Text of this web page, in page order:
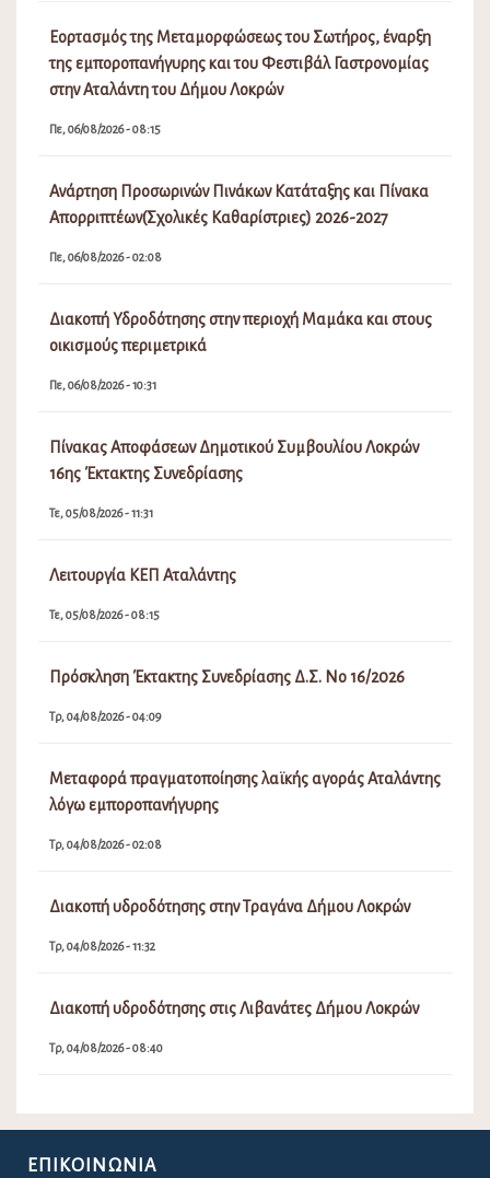
Εορτασμός της Μεταμορφώσεως του Σωτήρος, έναρξη
της εμποροπανήγυρης και του Φεστιβάλ Γαστρονομίας
στην Αταλάντη του Δήμου Λοκρών
Πε, 06/08/2026 - 08:15
Ανάρτηση Προσωρινών Πινάκων Κατάταξης και Πίνακα
Απορριπτέων(Σχολικές Καθαρίστριες) 2026-2027
Πε, 06/08/2026 - 02:08
Διακοπή Υδροδότησης στην περιοχή Μαμάκα και στους
οικισμούς περιμετρικά
Πε, 06/08/2026 - 10:31
Πίνακας Αποφάσεων Δημοτικού Συμβουλίου Λοκρών
16ης Έκτακτης Συνεδρίασης
Τε, 05/08/2026 - 11:31
Λειτουργία ΚΕΠ Αταλάντης
Τε, 05/08/2026 - 08:15
Πρόσκληση Έκτακτης Συνεδρίασης Δ.Σ. Νο 16/2026
Τρ, 04/08/2026 - 04:09
Μεταφορά πραγματοποίησης λαϊκής αγοράς Αταλάντης
λόγω εμποροπανήγυρης
Τρ, 04/08/2026 - 02:08
Διακοπή υδροδότησης στην Τραγάνα Δήμου Λοκρών
Τρ, 04/08/2026 - 11:32
Διακοπή υδροδότησης στις Λιβανάτες Δήμου Λοκρών
Τρ, 04/08/2026 - 08:40
ΕΠΙΚΟΙΝΩΝΊΑ